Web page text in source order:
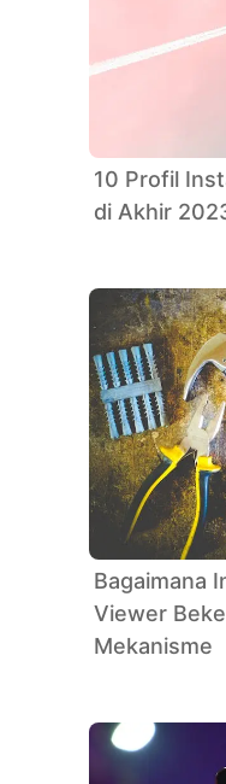
10 Profil
di Akhir
Bagaimana
Viewer
Mekanisme